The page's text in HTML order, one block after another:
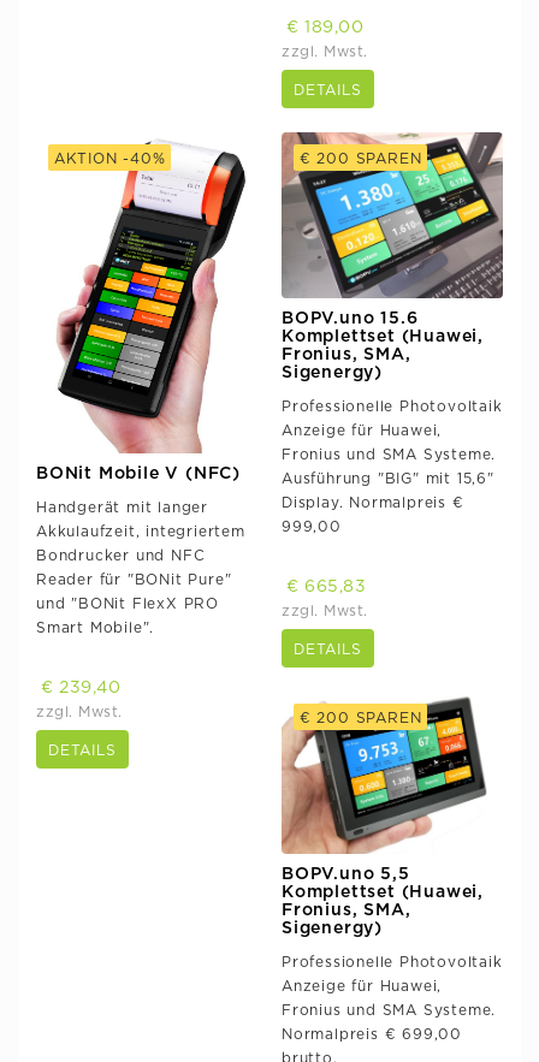
€ 189,00
zzgl. Mwst.
DETAILS
AKTION -40%
BONit Mobile V (NFC)
Handgerät mit langer
Akkulaufzeit, integriertem
Bondrucker und NFC
Reader für "BONit Pure"
und "BONit FlexX PRO
Smart Mobile".
€ 239,40
zzgl. Mwst.
DETAILS
€ 200 SPAREN
BOPV.uno 15.6
Komplettset (Huawei,
Fronius, SMA,
Sigenergy)
Professionelle Photovoltaik
Anzeige für Huawei,
Fronius und SMA Systeme.
Ausführung "BIG" mit 15,6"
Display. Normalpreis €
999,00
€ 665,83
zzgl. Mwst.
DETAILS
€ 200 SPAREN
BOPV.uno 5,5
Komplettset (Huawei,
Fronius, SMA,
Sigenergy)
Professionelle Photovoltaik
Anzeige für Huawei,
Fronius und SMA Systeme.
Normalpreis € 699,00
brutto.